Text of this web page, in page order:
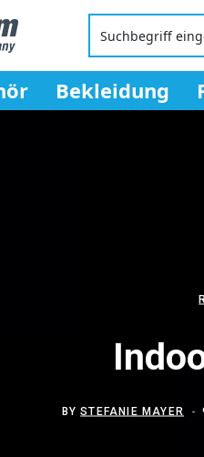
Bekleidung
BYSTEFANIE MAYER